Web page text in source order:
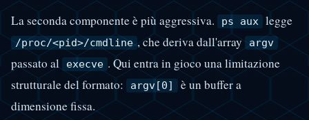
La seconda componente è più aggressiva. ps aux legge
/proc/<pid>/cmdline , che deriva dall'array argv
passato al execve . Qui entra in gioco una limitazione
strutturale del formato:
argv[0]
è un buffer a
dimensione fissa.